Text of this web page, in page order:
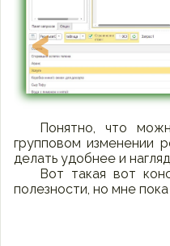
<
Понятно, что
групповом изменении
делать удобнее и
Вот такая вот
полезности, но мне